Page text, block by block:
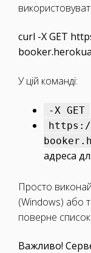
curl -X GET
У цій команді:
-X GET
адреса
Просто
(Windows) або
поверне
Важливо!